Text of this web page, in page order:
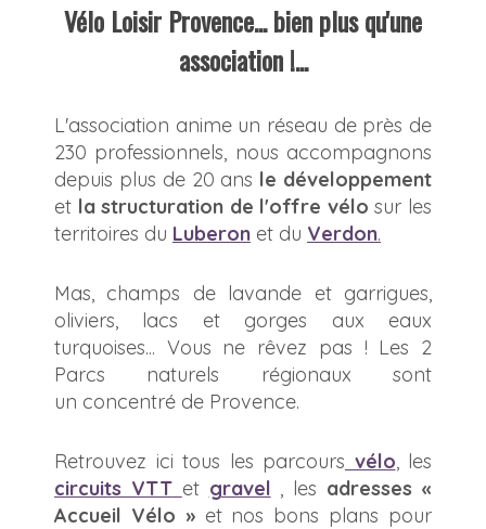
Vélo Loisir Provence... bien plus qu'une
association !...
L'association anime un réseau de près de
230 professionnels, nous accompagnons
depuis plus de 20 ans le développement
et la structuration de l'offre vélo sur les
territoires du Luberon et du Verdon.
Mas, champs de lavande et garrigues,
oliviers, lacs et gorges aux eaux
turquoises... Vous ne rêvez pas ! Les 2
Parcs naturels régionaux sont
un concentré de Provence.
Retrouvez ici tous les parcours vélo, les
circuits VTT et gravel , les adresses «
Accueil Vélo »et nos bons plans pour